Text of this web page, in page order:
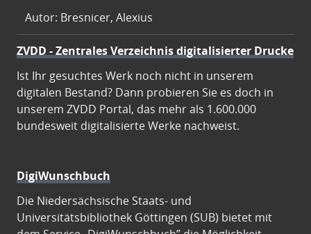
Autor: Bresnicer, Alexius
ZVDD - Zentrales Verzeichnis digitalisierter Drucke
Ist Ihr gesuchtes Werk noch nicht in unserem
digitalen Bestand? Dann probieren Sie es doch in
unserem ZVDD Portal, das mehr als 1.600.000
bundesweit digitalisierte Werke nachweist.
DigiWunschbuch
Die Niedersächsische Staats- und
Universitätsbibliothek Göttingen (SUB) bietet mit